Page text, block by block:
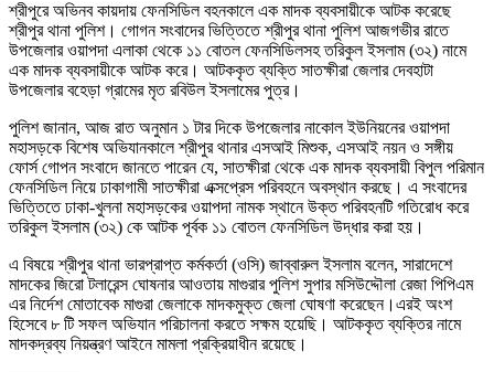
শ্রীপুরে অভিনব কায়দায় ফেনসিডিল বহনকালে এক মাদক ব্যবসায়ীকে আটক করেছে
শ্রীপুর থানা পুলিশ। গোগন সংবাদের ভিত্তিতে শ্রীপুর থানা পুলিশ আজগভীর রাতে
উপজেলার ওয়াপদা এলাকা থেকে ১১ বোতল ফেনসিডিলসহ তরিকুল ইসলাম (৩২) নামে
এক মাদক ব্যবসায়ীকে আটক করে। আটককৃত ব্যক্তি সাতক্ষীরা জেলার দেবহাটা
উপজেলার বহেড়া গ্রামের মৃত রবিউল ইসলামের পুত্র।
পুলিশ জানান, আজ রাত অনুমান ১ টার দিকে উপজেলার নাকোল ইউনিয়নের ওয়াপদা
মহাসড়কে বিশেষ অভিযানকালে শ্রীপুর থানার এসআই মিশুক, এসআই নয়ন ও সঙ্গীয়
ফোর্স গোপন সংবাদে জানতে পারেন যে, সাতক্ষীরা থেকে এক মাদক ব্যবসায়ী বিপুল পরিমান
ফেনসিডিল নিয়ে ঢাকাগামী সাতক্ষীরা এক্সপ্রেস পরিবহনে অবস্থান করছে। এ সংবাদের
ভিত্তিতে ঢাকা-খুলনা মহাসড়কের ওয়াপদা নামক স্থানে উক্ত পরিবহনটি গতিরোধ করে
তরিকুল ইসলাম (৩২) কে আটক পূর্বক ১১ বোতল ফেনসিডিল উদ্ধার করা হয়।
এ বিষয়ে শ্রীপুর থানা ভারপ্রাপ্ত কর্মকর্তা (ওসি) জাব্বারুল ইসলাম বলেন, সারাদেশে
মাদকের জিরো টলারেন্স ঘোষনার আওতায় মাগুরার পুলিশ সুপার মসিউদ্দৌলা রেজা পিপিএম
এর নির্দেশ মোতাবেক মাগুরা জেলাকে মাদকমুক্ত জেলা ঘোষণা করেছেন।এরই অংশ
হিসেবে ৮ টি সফল অভিযান পরিচালনা করতে সক্ষম হয়েছি। আটককৃত ব্যক্তির নামে
মাদকদ্রব্য নিয়ন্ত্রণ আইনে মামলা প্রক্রিয়াধীন রয়েছে।